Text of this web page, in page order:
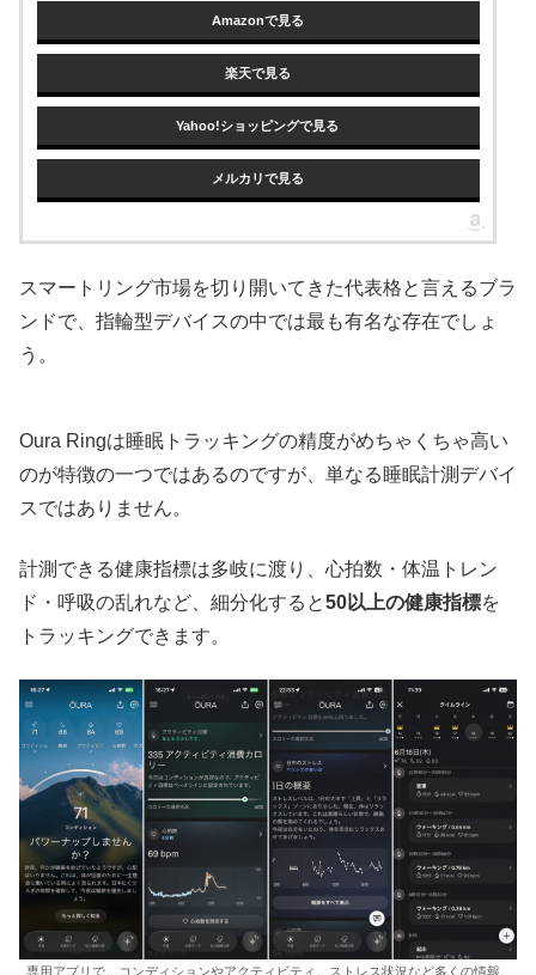
Amazonで見る
楽天で見る
Yahoo!ショッピングで見る
メルカリで見る
スマートリング市場を切り開いてきた代表格と言えるブラ
ンドで、指輪型デバイスの中では最も有名な存在でしょ
う。
Oura Ringは睡眠トラッキングの精度がめちゃくちゃ高い
のが特徴の一つではあるのですが、単なる睡眠計測デバイ
スではありません。
計測できる健康指標は多岐に渡り、心拍数・体温トレン
ド・呼吸の乱れなど、細分化すると50以上の健康指標を
トラッキングできます。
専用アプリで、コンディションやアクティビティ、ストレス状況など多くの情報